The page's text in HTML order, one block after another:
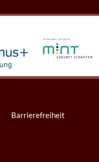
Barrierefreiheit